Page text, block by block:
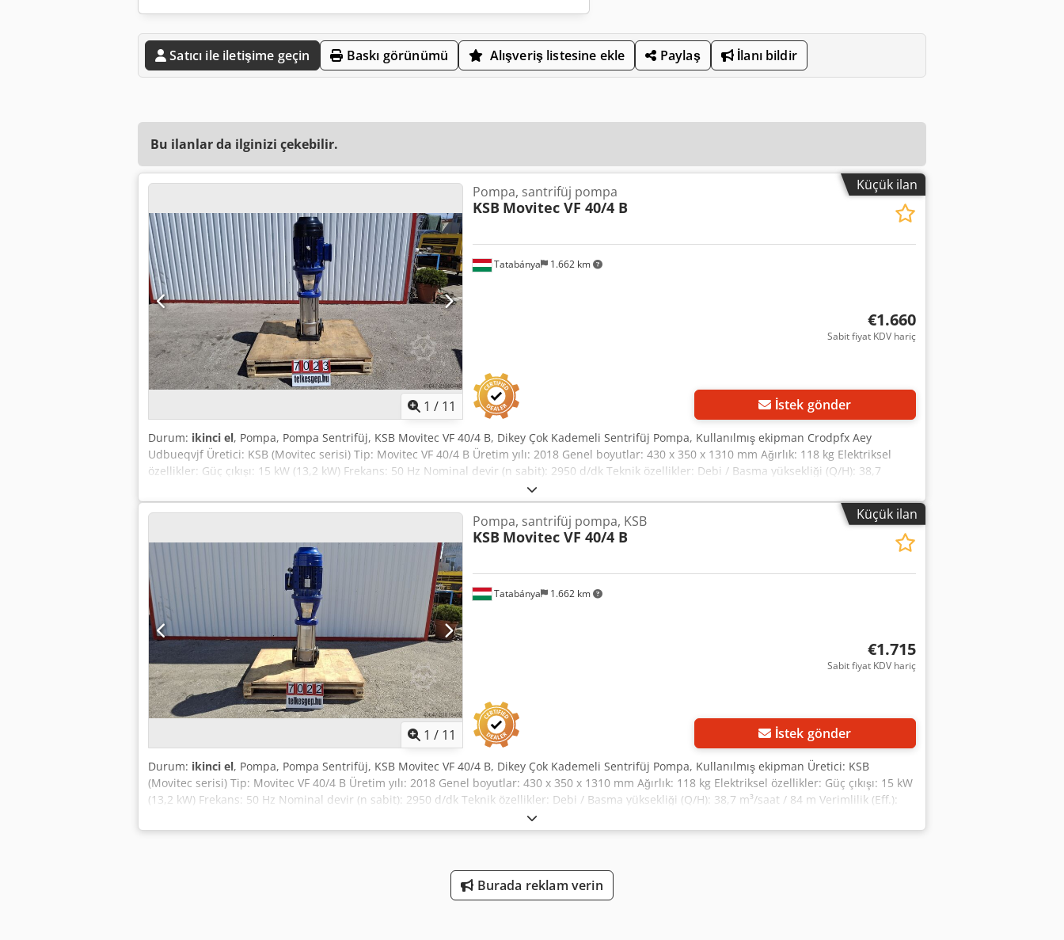
Satıcı ile iletişime geçin Baskı görünümü Alışveriş listesine ekle Paylaş İlanı bildir
Bu ilanlar da ilginizi çekebilir.
Küçük ilan
1 / 11
Tatabánya 1.662 km
Pompa, santrifüj pompa
KSB Movitec VF 40/4 B
€1.660
Sabit fiyat KDV hariç
İstek gönder
Durum: ikinci el, Pompa, Pompa Sentrifüj, KSB Movitec VF 40/4 B, Dikey Çok Kademeli Sentrifüj Pompa, Kullanılmış ekipman Crodpfx Aey
Udbueqvjf Üretici: KSB (Movitec serisi) Tip: Movitec VF 40/4 B Üretim yılı: 2018 Genel boyutlar: 430 x 350 x 1310 mm Ağırlık: 118 kg Elektriksel
özellikler: Güç çıkışı: 15 kW (13,2 kW) Frekans: 50 Hz Nominal devir (n sabit): 2950 d/dk Teknik özellikler: Debi / Basma yüksekliği (Q/H): 38,7
m³/saat / 84 m Verimlilik (Eff.): %76 (MEI ≥ 0,70) Mil salmastrası tipi (Seal): Kod 15 E Çalışma basıncı/sıcaklığı (P/T): PN16, -20 / +120 °C Bağlantı
(Conn.): PN16/25 NW80 Açıklama: Dikey tasarımlı yüksek performanslı endüstriyel pompa.
Küçük ilan
1 / 11
Tatabánya 1.662 km
Pompa, santrifüj pompa, KSB
KSB Movitec VF 40/4 B
€1.715
Sabit fiyat KDV hariç
İstek gönder
Durum: ikinci el, Pompa, Pompa Sentrifüj, KSB Movitec VF 40/4 B, Dikey Çok Kademeli Sentrifüj Pompa, Kullanılmış ekipman Üretici: KSB
(Movitec serisi) Tip: Movitec VF 40/4 B Üretim yılı: 2018 Genel boyutlar: 430 x 350 x 1310 mm Ağırlık: 118 kg Elektriksel özellikler: Güç çıkışı: 15 kW
(13,2 kW) Frekans: 50 Hz Nominal devir (n sabit): 2950 d/dk Teknik özellikler: Debi / Basma yüksekliği (Q/H): 38,7 m³/saat / 84 m Verimlilik (Eff.):
%76 (MEI ≥ 0,70) Mil salmastrası tipi (Seal): Kod 15 E Çalışma basıncı/sıcaklığı (P/T): PN16, -20 / +120 °C Credpfx Aoy H Nbksqvsf Bağlantı (Conn.):
PN16/25 NW80 Açıklama: Dikey tasarımlı yüksek performanslı endüstriyel pompa.
Burada reklam verin